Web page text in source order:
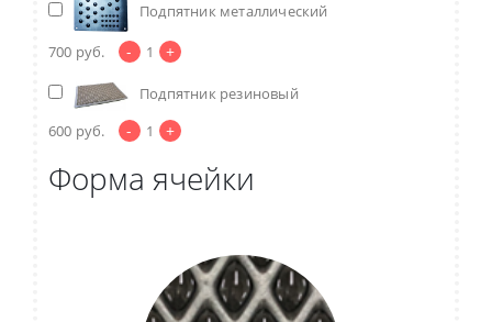
Подпятник металлический
700 руб. - 1 +
Подпятник резиновый
600 руб. - 1 +
Форма ячейки